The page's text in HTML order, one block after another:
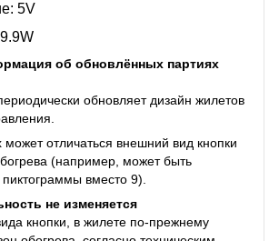
5V
об обновлённых партиях
обновляет дизайн жилетов
может отличаться внешний вид кнопки
(например, может быть
вместо 9).
не изменяется
кнопки, в жилете по-прежнему